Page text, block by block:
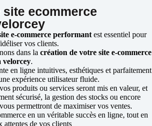
ecommerce
e-commerce performant est essentiel pour
vos clients.
dans la création de votre site e-commerce
velorcey.
en ligne intuitives, esthétiques et parfaitement
expérience utilisateur fluide.
produits ou services seront mis en valeur, et
sécurisé, la gestion des stocks ou encore
permettront de maximiser vos ventes.
en un véritable succès en ligne, tout en
attentes de vos clients